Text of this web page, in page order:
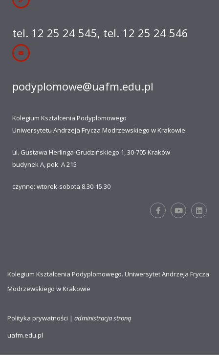
tel. 12 25 24 545, tel. 12 25 24 546
podyplomowe@uafm.edu.pl
Kolegium Kształcenia Podyplomowego
Uniwersytetu Andrzeja Frycza Modrzewskiego w Krakowie
ul. Gustawa Herlinga-Grudzińskiego 1, 30-705 Kraków
budynek A, pok. A 215
czynne: wtorek-sobota 8.30-15.30
Kolegium Kształcenia Podyplomowego. Uniwersytet Andrzeja Frycza
Modrzewskiego w Krakowie
Polityka prywatności | administracja stroną
uafm.edu.pl